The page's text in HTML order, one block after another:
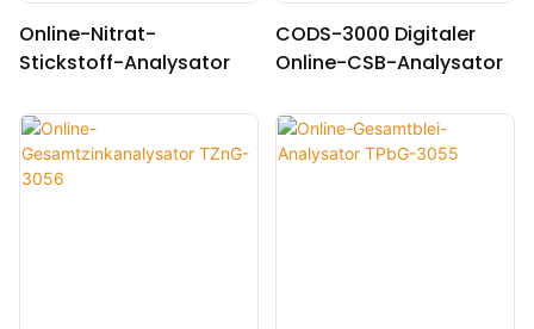
Online-Nitrat-
Stickstoff-Analysator
CODS-3000 Digitaler
Online-CSB-Analysator